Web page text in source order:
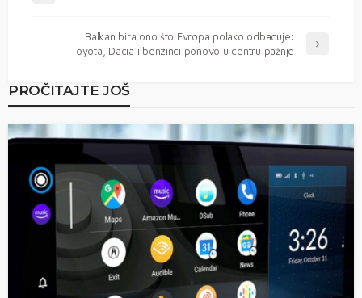
Balkan bira ono što Evropa polako odbacuje:
Toyota, Dacia i benzinci ponovo u centru pažnje
PROČITAJTE JOŠ